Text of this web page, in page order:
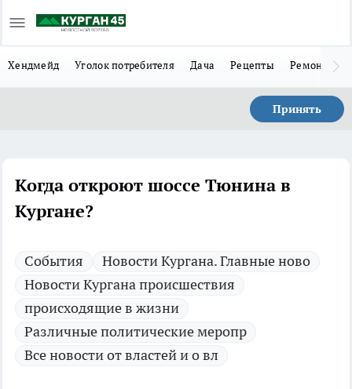
Хендмейд Уголок потребителя Дача Рецепты Ремонт
Принять
Когда откроют шоссе Тюнина в
Кургане?
Cобытия
Новости Кургана. Главные ново
Новости Кургана происшествия
происходящие в жизни
Различные политические меропр
Все новости от властей и о вл